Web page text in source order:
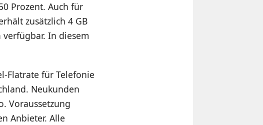
Prozent. Auch für
zusätzlich 4 GB
verfügbar. In diesem
Flatrate für Telefonie
Neukunden
Voraussetzung
Anbieter. Alle